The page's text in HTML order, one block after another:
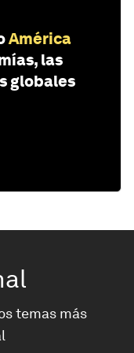
América
las
globales
temas más